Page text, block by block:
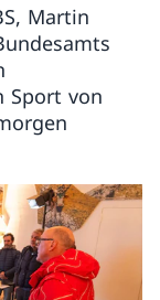
Martin
Sport von